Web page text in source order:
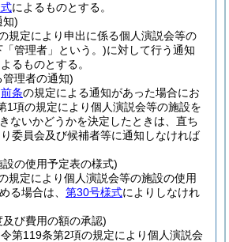
によるものとする。
知)
規定により申出に係る個人演説会等の
「管理者」という。)に対して行う通知
るものとする。
理者の通知)
前条の規定による通知があった場合にお
1項の規定により個人演説会等の施設を
ないかどうかを決定したときは、直ち
委員会及び候補者等に通知しなければ
の使用予定表の様式)
規定により個人演説会等の施設の使用
る場合は、 第30号様式によりしなけれ
び費用の額の承認)
第119条第2項の規定により個人演説会